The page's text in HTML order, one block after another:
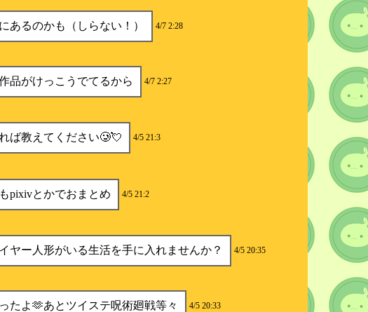
あるのかも（しらない！） 4/7 2:28
品がけっこうでてるから 4/7 2:27
ば教えてください🥲‎💘 4/5 21:3
pixivとかでおまとめ 4/5 21:2
ヤー人形がいる生活を手に入れませんか？ 4/5 20:35
たよ🫶あとツイステ呪術廻戦等々 4/5 20:33